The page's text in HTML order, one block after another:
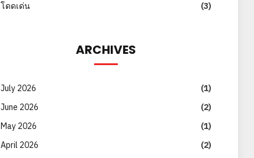
โดดเด่น
(3)
ARCHIVES
July 2026
(1)
June 2026
(2)
May 2026
(1)
April 2026
(2)